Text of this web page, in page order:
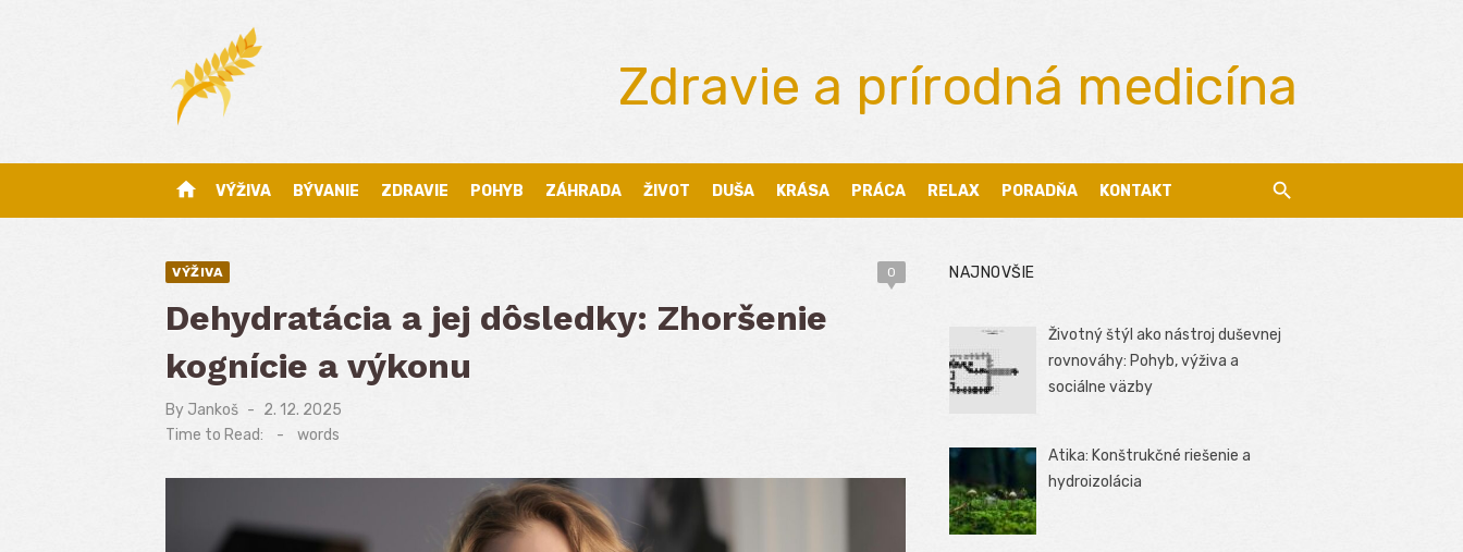
Zdravie a prírodná medicína
home VÝŽIVA BÝVANIE ZDRAVIE POHYB ZÁHRADA ŽIVOT DUŠA KRÁSA PRÁCA RELAX PORADŇA KONTAKT
VÝŽIVA 0
Dehydratácia a jej dôsledky: Zhoršenie
kognície a výkonu
By Jankoš
Posted
2. 12. 2025
Time to Read:
- words
NAJNOVŠIE
Životný štýl ako nástroj duševnej
rovnováhy: Pohyb, výživa a
sociálne väzby
Atika: Konštrukčné riešenie a
hydroizolácia